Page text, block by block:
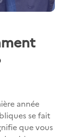
année
se fait
que vous